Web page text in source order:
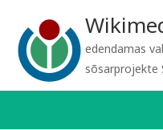
edendamas
sõsarprojekte